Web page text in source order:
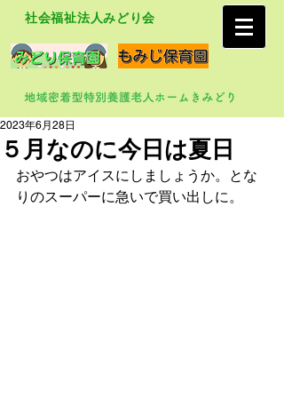
社会福祉法人みどり会
５月なのに今日は夏日
2023年6月28日
おやつはアイスにしましょうか。とな
りのスーパーに急いで買い出しに。